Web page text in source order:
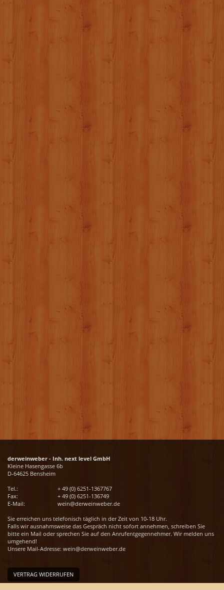
derweinweber - Inh. next level GmbH
Kleine Hasengasse 6b
D-64625 Bensheim
Tel.:
+ 49 (0) 6251-1367767
Fax:
+ 49 (0) 6251-136749
E-Mail:
wein@derweinweber.de
Sie erreichen uns telefonisch täglich in der Zeit von 10-18 Uhr.
Falls wir ausnahmsweise das Gespräch nicht sofort annehmen, schreiben Sie
bitte ein Mail oder sprechen Sie auf den Anrufentgegennehmer. Wir melden uns
umgehend!
Unsere Mail-Adresse: wein@derweinweber.de
VERTRAG WIDERRUFEN